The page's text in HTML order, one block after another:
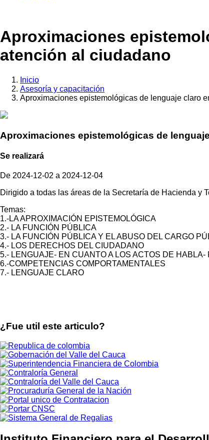
Aproximaciones
atención al ciudadano
Sobrescribir
enlaces
de
ayuda
la
navegación
Inicio
Asesoría y capacitación
Aproximaciones epistemológicas de lenguaje claro
Aproximaciones epistemológicas de
Se realizará
De 2024-12-02 a 2024-12-04
Dirigido a todas las áreas de la Secretaría de Hacienda y
Temas:
1.-LA APROXIMACIÓN EPISTEMOLÓGICA
2.- LA FUNCIÓN PÚBLICA
3.- LA FUNCIÓN PÚBLICA Y EL ABUSO DEL CARGO
4.- LOS DERECHOS DEL CIUDADANO
5.- LENGUAJE- EN CUANTO A LOS ACTOS DE
6.-COMPETENCIAS COMPORTAMENTALES
7.- LENGUAJE CLARO
¿Fue util este articulo?